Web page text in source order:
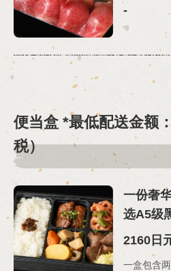
-
便当盒 *最低配送金额
税）
一份奢
选A5级
舌。
2160日
一盒包含